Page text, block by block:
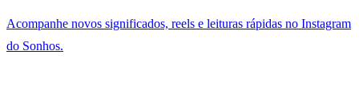
Acompanhe novos significados, reels e leituras rápidas no Instagram
do Sonhos.